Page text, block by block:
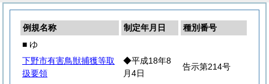
例規名称 制定年月日
種別番号
■ ゆ
下野市有害鳥獣捕獲等取
扱要領
◆平成18年8
月4日
告示第214号